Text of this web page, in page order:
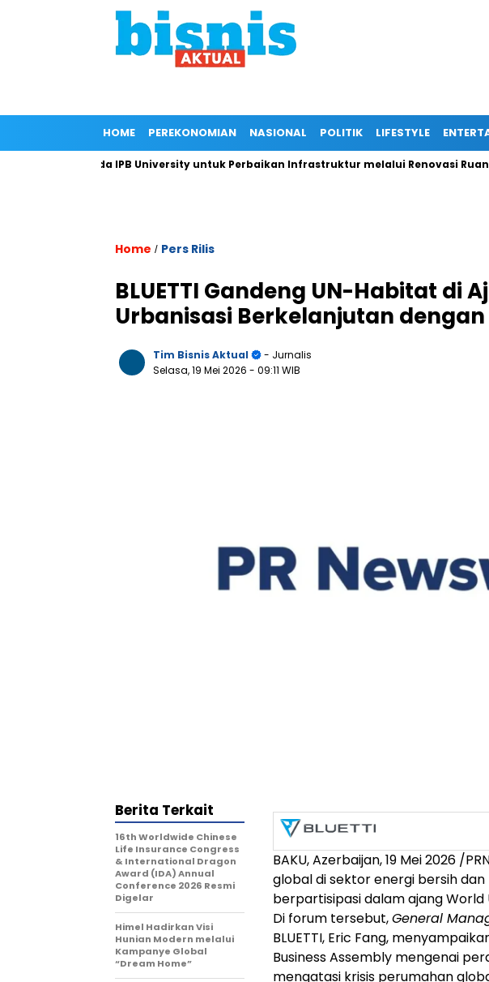
HOME PEREKONOMIAN NASIONAL POLITIK LIFESTYLE
Kepada IPB University untuk Perbaikan Infrastruktur melalui Renovasi Ruang
Home / Pers Rilis
BLUETTI Gandeng UN-Habitat di
Urbanisasi Berkelanjutan dengan
Tim Bisnis Aktual
- Jurnalis
Selasa, 19 Mei 2026 - 09:11 WIB
BAKU, Azerbaijan, 19 Mei 2026 /
global di sektor energi bersih
berpartisipasi dalam ajang World
Di forum tersebut,General
BLUETTI, Eric Fang,
Business Assembly mengenai
mengatasi krisis perumahan
Berita Terkait
16th Worldwide Chinese
Life Insurance Congress
& International Dragon
Award (IDA) Annual
Conference 2026 Resmi
Digelar
Himel Hadirkan Visi
Hunian Modern melalui
Kampanye Global
“Dream Home”